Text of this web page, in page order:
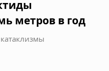
метров в год